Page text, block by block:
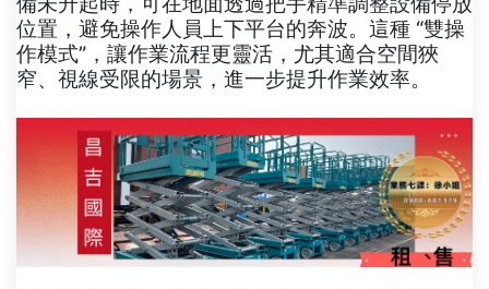
位置，避免操作人員上下平台的奔波。這種 “雙操
作模式”，讓作業流程更靈活，尤其適合空間狹
窄、視線受限的場景，進一步提升作業效率。